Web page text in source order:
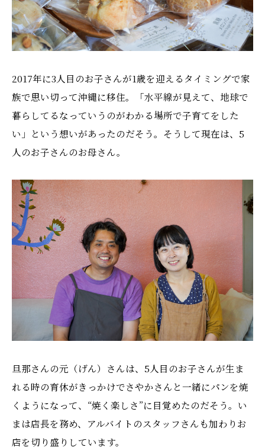
2017年に3人目のお子さんが1歳を迎えるタイミングで家
族で思い切って沖縄に移住。「水平線が見えて、地球で
暮らしてるなっていうのがわかる場所で子育てをした
い」という想いがあったのだそう。そうして現在は、5
人のお子さんのお母さん。
旦那さんの元（げん）さんは、5人目のお子さんが生ま
れる時の育休がきっかけでさやかさんと一緒にパンを焼
くようになって、“焼く楽しさ”に目覚めたのだそう。い
まは店長を務め、アルバイトのスタッフさんも加わりお
店を切り盛りしています。